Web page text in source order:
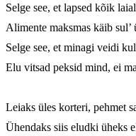
Selge see, et lapsed kõik
Alimente maksmas käib sul’
Selge see, et minagi veidi
Elu vitsad peksid mind, ei
Leiaks üles korteri, pehmet
Ühendaks siis eludki üheks